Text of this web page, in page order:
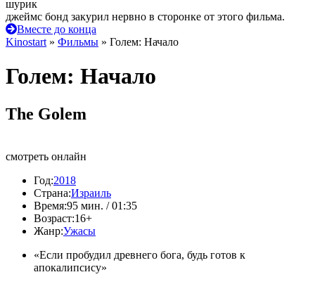
шурик
джеймс бонд закурил нервно в сторонке от этого фильма.
Вместе до конца
Kinostart » Фильмы » Голем: Начало
Голем: Начало
The Golem
смотреть онлайн
Год:2018
Страна:Израиль
Время:95 мин. / 01:35
Возраст:16+
Жанр:Ужасы
«Если пробудил древнего бога, будь готов к
апокалипсису»